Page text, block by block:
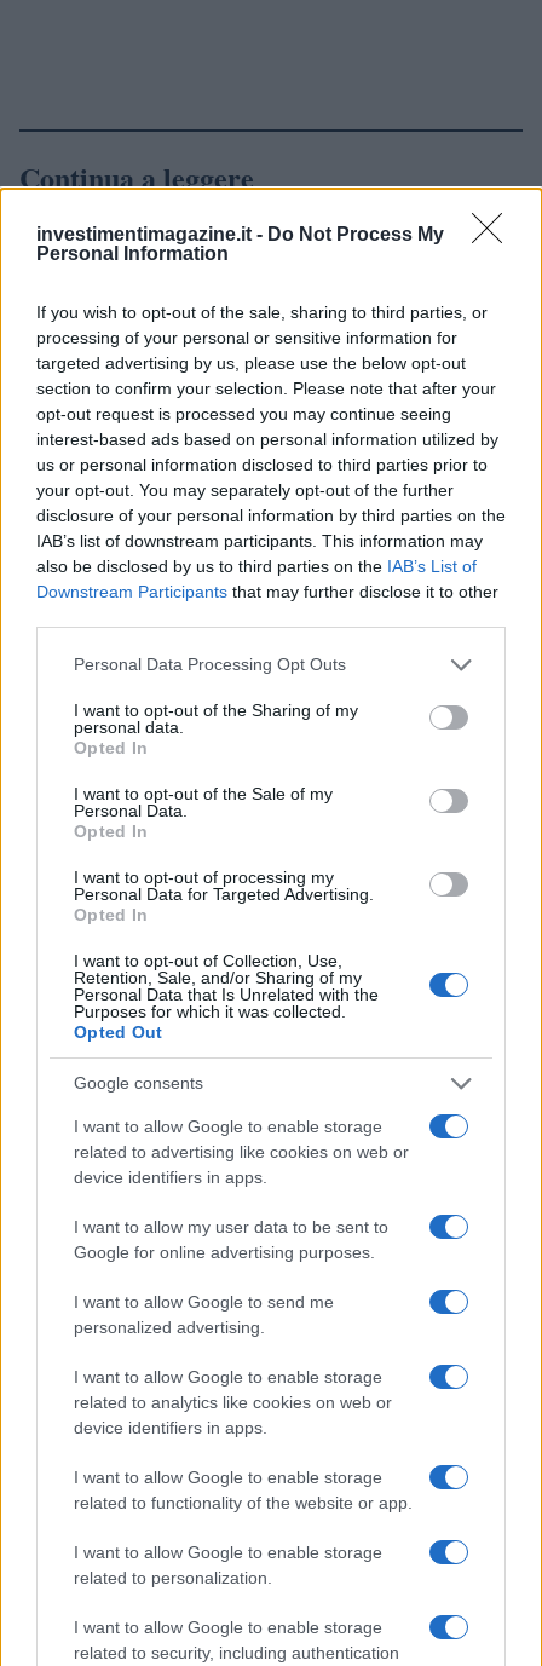
investimentimagazine.it - Do Not Process My
Personal Information
If you wish to opt-out of the sale, sharing to third parties, or
processing of your personal or sensitive information for
targeted advertising by us, please use the below opt-out
section to confirm your selection. Please note that after your
opt-out request is processed you may continue seeing
interest-based ads based on personal information utilized by
us or personal information disclosed to third parties prior to
your opt-out. You may separately opt-out of the further
disclosure of your personal information by third parties on the
IAB’s list of downstream participants. This information may
also be disclosed by us to third parties on the IAB’s List of
Downstream Participants that may further disclose it to other
Please note that this website/app uses one or more Google
not limited to your visit or usage behaviour. You may click to
grant or deny consent to Google and its third-party tags to
use your data for below specified purposes in below Google
consent section.
Personal Data Processing Opt Outs
I want to opt-out of the Sharing of my
personal data.
Opted In
I want to opt-out of the Sale of my
Personal Data.
Opted In
I want to opt-out of processing my
Personal Data for Targeted Advertising.
Opted In
I want to opt-out of Collection, Use,
Retention, Sale, and/or Sharing of my
Personal Data that Is Unrelated with the
Purposes for which it was collected.
Opted Out
Google consents
I want to allow Google to enable storage
related to advertising like cookies on web or
device identifiers in apps.
I want to allow my user data to be sent to
Google for online advertising purposes.
I want to allow Google to send me
personalized advertising.
I want to allow Google to enable storage
related to analytics like cookies on web or
device identifiers in apps.
I want to allow Google to enable storage
related to functionality of the website or app.
I want to allow Google to enable storage
related to personalization.
I want to allow Google to enable storage
related to security, including authentication
Continua a leggere
NEWS
Petrolio in calo: Brent a 91,82$, ribassi a due cifre per greggio
e oro
Andrea Innocenti · 5 Ago 2026
La macchina usata più affidabile: un investimento che esige
ponderazione
NEWS
Petrolio in calo: Brent a 91.82 USD, ribassi diffusi tra le
materie prime
Andrea Innocenti · 4 Ago 2026